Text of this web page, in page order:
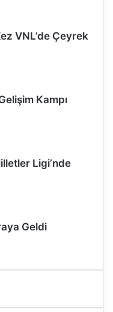
VNL’de Çeyrek
Kampı
Ligi’nde
Geldi